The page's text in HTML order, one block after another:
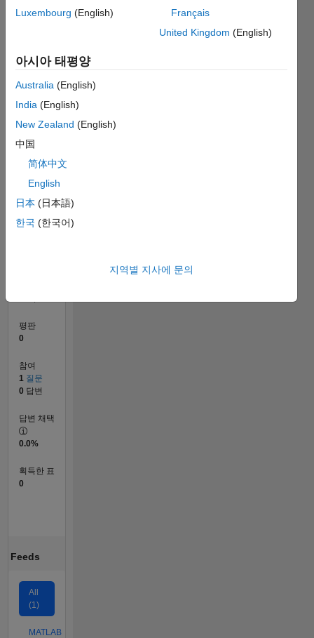
참여 L
-2
-1
1
2
3
L
04/20
12/20
08/21
04/22
12/22
08/23
04/24
12/24
08/25
04/26
01/21
10/21
07/22
04/23
01/24
10/24
07/25
03/21
02/22
01/23
12/23
11/24
10/25
평판
0
참여
1 질문
0 답변
답변 채택
0.0%
획득한 표
0
Feeds
All
(1)
MATLAB
Luxembourg (English)
Français
United Kingdom (English)
아시아 태평양
Australia (English)
India (English)
New Zealand (English)
中国
简体中文
English
日本 (日本語)
한국 (한국어)
지역별 지사에 문의